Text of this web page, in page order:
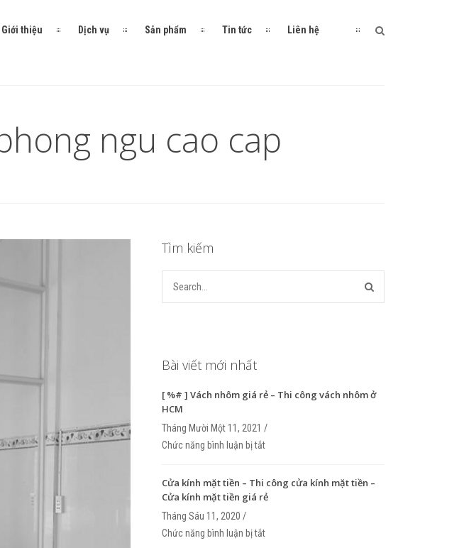
Giới thiệu Dịch vụ Sản phẩm Tin tức Liên hệ
ngu cao cap
Tìm kiếm
Bài viết mới nhất
[ %# ] Vách nhôm giá rẻ – Thi công vách nhôm ở
HCM
Tháng Mười Một 11, 2021 /
Chức năng bình luận bị tắt
Cửa kính mặt tiền – Thi công cửa kính mặt tiền –
Cửa kính mặt tiền giá rẻ
Tháng Sáu 11, 2020 /
Chức năng bình luận bị tắt